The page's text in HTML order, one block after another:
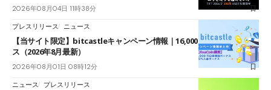
2026年08月04日 11時38分
プレスリリース ニュース
【当サイト限定】bitcastleキャンペーン情報｜16,000円口座開設ボーナ
ス（2026年8月最新）
2026年08月01日 08時12分
ニュース プレスリリース